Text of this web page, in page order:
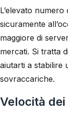
L’elevato
sicuramente
maggiore di
mercati. Si tratta
aiutarti a stabilire
sovraccariche.
Velocità